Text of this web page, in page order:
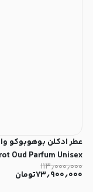
عطر ادکلن بوهوبوکو
Oud Parfum Unisex
۱۱۳٫۰۰۰٫۰۰۰
۷۳٫۹۰۰٫۰۰۰تومان